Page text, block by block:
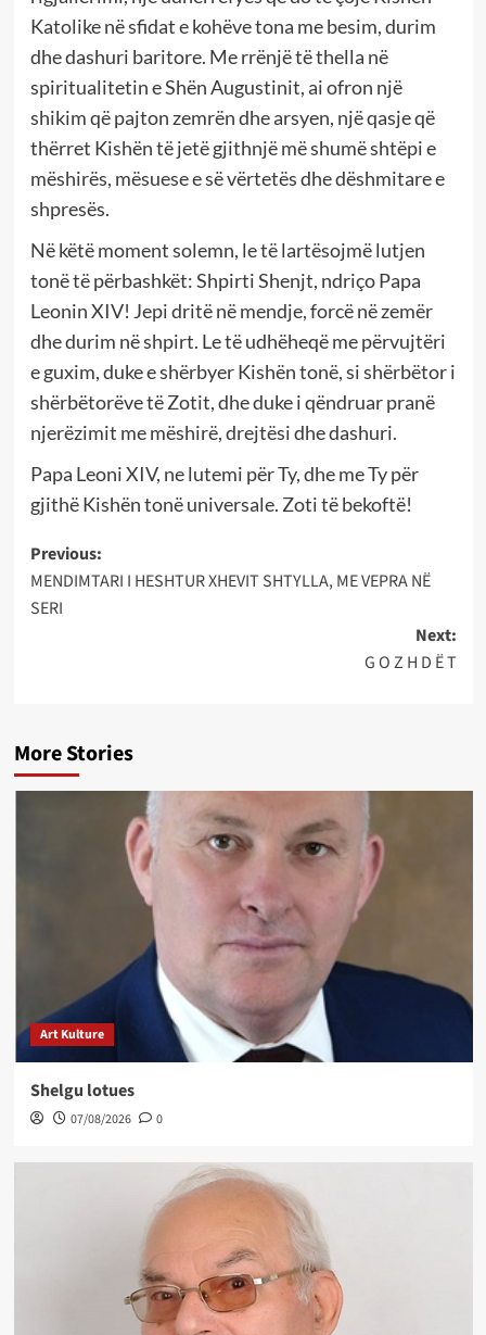
Katolike në sfidat e kohëve tona me besim, durim
dhe dashuri baritore. Me rrënjë të thella në
spiritualitetin e Shën Augustinit, ai ofron një
shikim që pajton zemrën dhe arsyen, një qasje që
thërret Kishën të jetë gjithnjë më shumë shtëpi e
mëshirës, mësuese e së vërtetës dhe dëshmitare e
shpresës.
Në këtë moment solemn, le të lartësojmë lutjen
tonë të përbashkët: Shpirti Shenjt, ndriço Papa
Leonin XIV! Jepi dritë në mendje, forcë në zemër
dhe durim në shpirt. Le të udhëheqë me përvujtëri
e guxim, duke e shërbyer Kishën tonë, si shërbëtor i
shërbëtorëve të Zotit, dhe duke i qëndruar pranë
njerëzimit me mëshirë, drejtësi dhe dashuri.
Papa Leoni XIV, ne lutemi për Ty, dhe me Ty për
gjithë Kishën tonë universale. Zoti të bekoftë!
Post
navigation
Previous:
MENDIMTARI I HESHTUR XHEVIT SHTYLLA, ME VEPRA NË
SERI
Next:
G O Z H D Ë T
More Stories
Art Kulture
Shelgu lotues
07/08/2026 0